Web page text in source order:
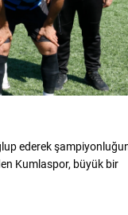
ederek
Kumlaspor, büyük bir